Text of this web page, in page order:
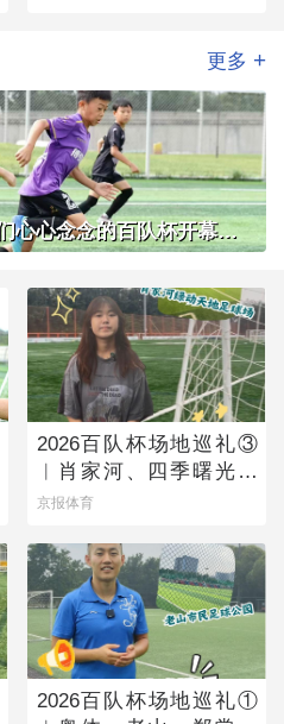
更多 +
四十三载活力依旧 孩子们心心念念的百队杯开幕了！
2026百队杯场地巡礼③
︱肖家河、四季曙光赛
区
京报体育
2026百队杯场地巡礼①